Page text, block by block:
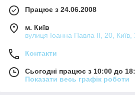
Працює з 24.06.2008
м. Київ
вулиця Іоанна Павла ІІ, 20, Київ,
Контакти
Сьогодні працює з 10:00 до
Показати весь графік роботи